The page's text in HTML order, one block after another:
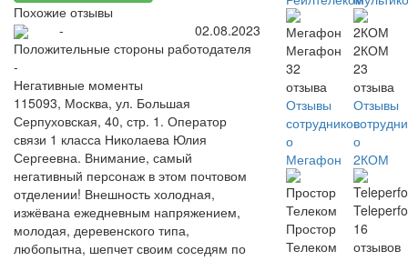
Похожие отзывы
-
02.08.2023
Положительные стороны работодателя
-
Негативные моменты
115093, Москва, ул. Большая
Серпуховская, 40, стр. 1. Оператор
связи 1 класса Николаева Юлия
Сергеевна. Внимание, самый
негативный персонаж в этом почтовом
отделении! Внешность холодная,
изжёвана ежедневным напряжением,
молодая, деревенского типа,
любопытна, шепчет своим соседям по
Мегафон
32
отзыва
Отзывы
сотрудников
о
Мегафон
2КОМ
23
отзыва
Отзывы
о
2КОМ
Простор
Телеком
16
отзывов